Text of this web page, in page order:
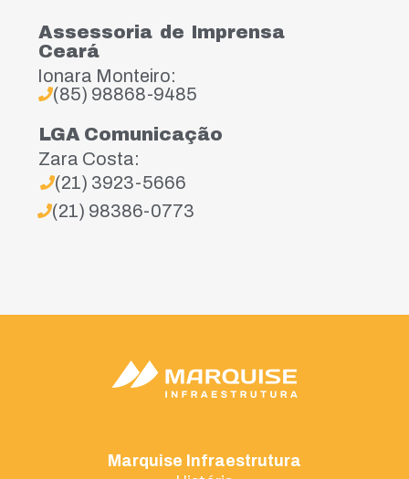
Assessoria de Imprensa
Ceará
Ionara Monteiro:
(85) 98868-9485
LGA Comunicação
Zara Costa:
(21) 3923-5666
(21) 98386-0773
Marquise Infraestrutura